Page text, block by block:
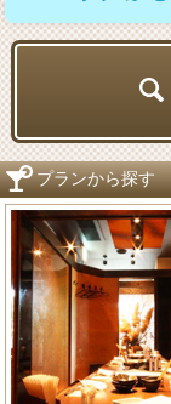
プランから探す